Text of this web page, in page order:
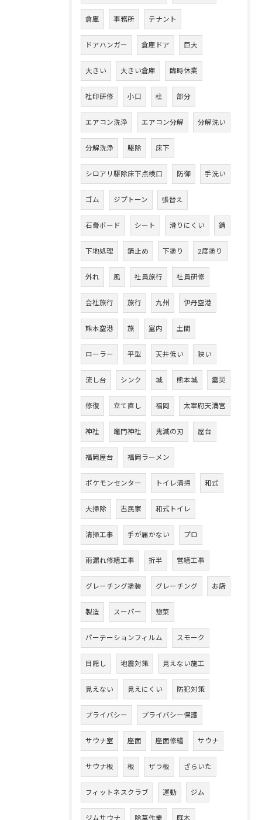
倉庫 事務所 テナント
ドアハンガー 倉庫ドア 巨大
大きい 大きい倉庫 臨時休業
社印研修 小口 柱 部分
エアコン洗浄 エアコン分解 分解洗い
分解洗浄 駆除 床下
シロアリ駆除床下点検口 防御 手洗い
ゴム ジプトーン 張替え
石膏ボード シート 滑りにくい 錆
下地処理 錆止め 下塗り 2度塗り
外れ 風 社員旅行 社員研修
会社旅行 旅行 九州 伊丹空港
熊本空港 旅 室内 土間
ローラー 平型 天井低い 狭い
流し台 シンク 城 熊本城 震災
修復 立て直し 福岡 太宰府天満宮
神社 竈門神社 鬼滅の刃 屋台
福岡屋台 福岡ラーメン
ポケモンセンター トイレ清掃 和式
大掃除 古民家 和式トイレ
清掃工事 手が届かない プロ
雨漏れ修繕工事 折半 営繕工事
グレーチング塗装 グレーチング お店
製造 スーパー 惣菜
パーテーションフィルム スモーク
目隠し 地震対策 見えない施工
見えない 見えにくい 防犯対策
プライバシー プライバシー保護
サウナ室 座面 座面修繕 サウナ
サウナ板 板 ザラ板 ざらいた
フィットネスクラブ 運動 ジム